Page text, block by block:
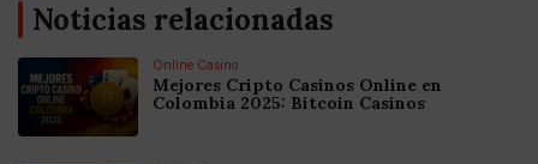
Noticias relacionadas
Online Casino
Mejores Cripto Casinos Online en
Colombia 2025: Bitcoin Casinos